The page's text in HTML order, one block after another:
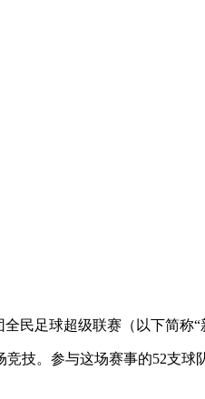
足球超级联赛（以下简称“新
参与这场赛事的52支球